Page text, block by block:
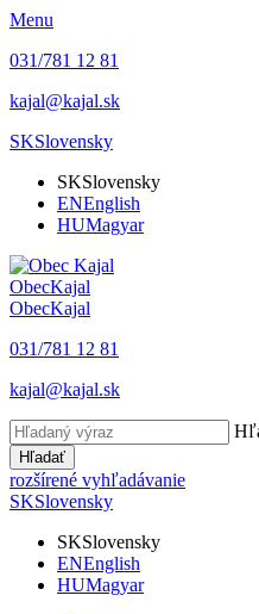
Menu
031/781 12 81
kajal@kajal.sk
SKSlovensky
SKSlovensky
ENEnglish
HUMagyar
ObecKajal
ObecKajal
031/781 12 81
kajal@kajal.sk
Hľadať
rozšírené vyhľadávanie
SKSlovensky
SKSlovensky
ENEnglish
HUMagyar